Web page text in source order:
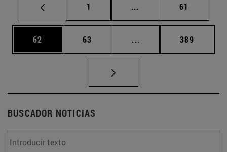
Página
1 ... Páginas intermedias
Página
61
Página
62 Página
63 ... Páginas intermedias
Página
389
BUSCADOR NOTICIAS